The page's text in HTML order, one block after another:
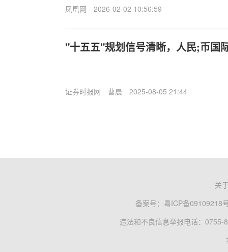
凤凰网 2026-02-02 10:56:59
"十五五"规划信号清晰，人民;币国
证券时报网 曹晨 2025-08-05 21:44
关
备案号： 粤ICP备09109218
违法和不良信息举报电话：0755-